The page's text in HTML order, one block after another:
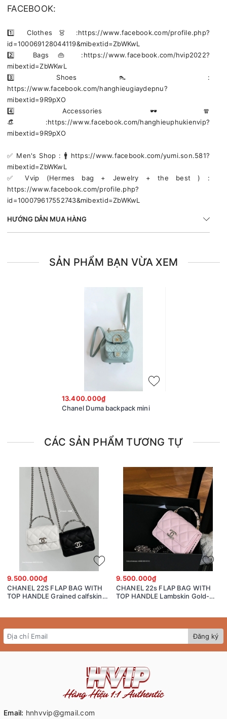
FACEBOOK:
1️⃣ Clothes 👗 :https://www.facebook.com/profile.php?
id=100069128044119&mibextid=ZbWKwL
2️⃣ Bags 👜 :https://www.facebook.com/hvip2022?
mibextid=ZbWKwL
3️⃣ Shoes 👠 :
https://www.facebook.com/hanghieugiaydepnu?
mibextid=9R9pXO
4️⃣ Accessories 🕶🧣
👒:https://www.facebook.com/hanghieuphukienvip?
mibextid=9R9pXO
✅️ Men's Shop : 🚹 https://www.facebook.com/yumi.son.581?
mibextid=ZbWKwL
✅️ Vvip (Hermes bag + Jewelry + the best ) :
https://www.facebook.com/profile.php?
id=100079617552743&mibextid=ZbWKwL
HƯỚNG DẪN MUA HÀNG
SẢN PHẨM BẠN VỪA XEM
13.400.000₫
Chanel Duma backpack mini
CÁC SẢN PHẨM TƯƠNG TỰ
9.500.000₫
CHANEL 22S FLAP BAG WITH
TOP HANDLE Grained calfskin
9.500.000₫
CHANEL 22s FLAP BAG WITH
TOP HANDLE Lambskin Gold-
Đăng ký
Email: hnhvvip@gmail.com